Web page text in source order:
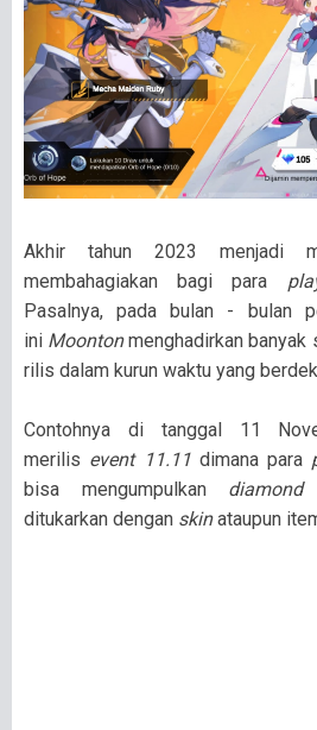
Akhir tahun 2023 menjadi
membahagiakan bagi para
Pasalnya, pada bulan - bulan
ini Moontonmenghadirkan banyak
rilis dalam kurun waktu yang
Contohnya di tanggal 11
merilis event 11.11 dimana para
bisa mengumpulkan diamond
ditukarkan dengan skinataupun